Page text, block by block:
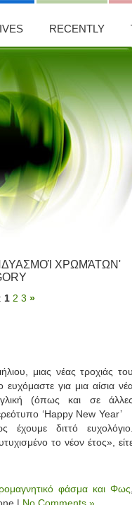
RECENTLY
ΧΡΩΜΆΤΩΝ'
1 2 3 »
μιας νέας τροχιάς
για μια αίσια
(όπως και σε
‘Happy New
έχουμε διττό
το νέον έτος»,
φάσμα και Φως